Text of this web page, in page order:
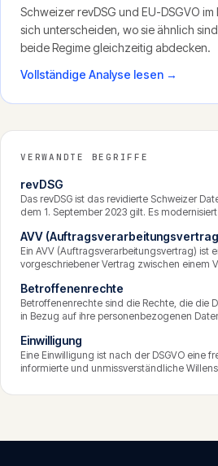
Schweizer revDSG und EU-DSGVO
sich unterscheiden, wo sie ähnlich
beide Regime gleichzeitig abdecken.
Vollständige Analyse lesen →
VERWANDTE BEGRIFFE
revDSG
Das revDSG ist das revidierte Schweizer
dem 1. September 2023 gilt. Es
Besonderheiten. Es stärkt die Rechte
Pflichten wie Privacy by Design,
Bearbeitungsverzeichnisse ein.
AVV
Ein AVV (Auftragsverarbeitungsvertrag) ist
vorgeschriebener Vertrag zwischen einem
verarbeitet. Er regelt Gegenstand, Dauer,
Verarbeitung und stellt sicher, dass der
Dienstleister gewahrt bleibt.
Betroffenenrechte
Betroffenenrechte sind die Rechte, die die
in Bezug auf ihre personenbezogenen
Verarbeitung, Datenübertragbarkeit und
rein automatisierten Entscheidungen.
Rechte in der Regel innerhalb eines
Einwilligung
Eine Einwilligung ist nach der DSGVO eine
informierte und unmissverständliche
Rechtsgrundlagen, muss aktiv erteilt